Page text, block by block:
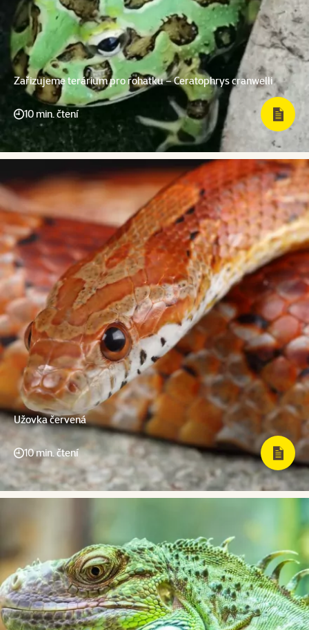
Zařizujeme terárium pro rohatku – Ceratophrys cranwelli
10 min. čtení
Užovka červená
10 min. čtení